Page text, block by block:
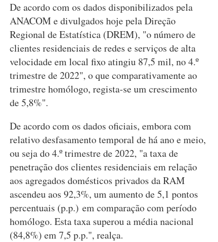
De acordo com os dados disponibilizados pela
ANACOM e divulgados hoje pela Direção
Regional de Estatística (DREM), "o número de
clientes residenciais de redes e serviços de alta
velocidade em local fixo atingiu 87,5 mil, no 4.º
trimestre de 2022", o que comparativamente ao
trimestre homólogo, regista-se um crescimento
de 5,8%".
De acordo com os dados oficiais, embora com
relativo desfasamento temporal de há ano e meio,
ou seja do 4.º trimestre de 2022, "a taxa de
penetração dos clientes residenciais em relação
aos agregados domésticos privados da RAM
ascendeu aos 92,3%, um aumento de 5,1 pontos
percentuais (p.p.) em comparação com período
homólogo. Esta taxa superou a média nacional
(84,8%) em 7,5 p.p.", realça.